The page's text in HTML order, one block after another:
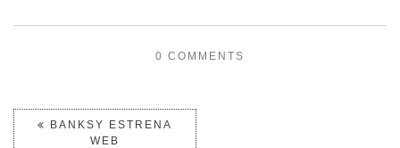
0 COMMENTS
BANKSY ESTRENA
WEB